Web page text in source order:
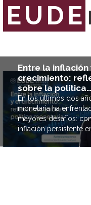
EUDE
Entre la inflación
crecimiento:
sobre la política…
En los últimos dos
monetaria ha
mayores desafíos:
inflación persistente